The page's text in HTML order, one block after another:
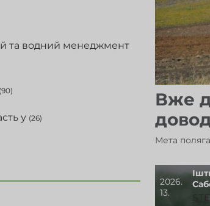
та водний менеджмент
(90)
у (26)
Вже
Мета
2026.
13.